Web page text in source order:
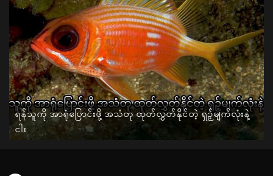
ရန်သူကို အာရုံပြောင်းဖို့ အသံတု ထုတ်လွှတ်နိုင်တဲ့ ရှဉ့်မျက်လုံးနဲ့
ငါး